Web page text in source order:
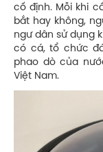
cố định. Mỗi khi
bắt hay không,
ngư dân sử dụng
có cá, tổ chức
phao dò của
Việt Nam.